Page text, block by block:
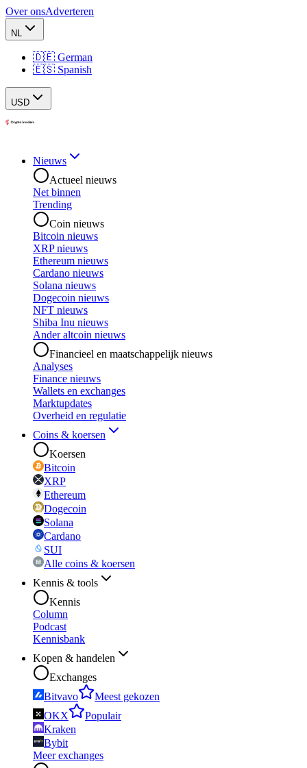
Over onsAdverteren
NL
🇩🇪 German
🇪🇸 Spanish
USD
Nieuws
Actueel nieuws
Net binnen
Trending
Coin nieuws
Bitcoin nieuws
XRP nieuws
Ethereum nieuws
Cardano nieuws
Solana nieuws
Dogecoin nieuws
NFT nieuws
Shiba Inu nieuws
Ander altcoin nieuws
Financieel en maatschappelijk nieuws
Analyses
Finance nieuws
Wallets en exchanges
Marktupdates
Overheid en regulatie
Coins & koersen
Koersen
Bitcoin
XRP
Ethereum
Dogecoin
Solana
Cardano
SUI
Alle coins & koersen
Kennis & tools
Kennis
Column
Podcast
Kennisbank
Kopen & handelen
Exchanges
Bitvavo
Meest gekozen
OKX
Populair
Kraken
Bybit
Meer exchanges